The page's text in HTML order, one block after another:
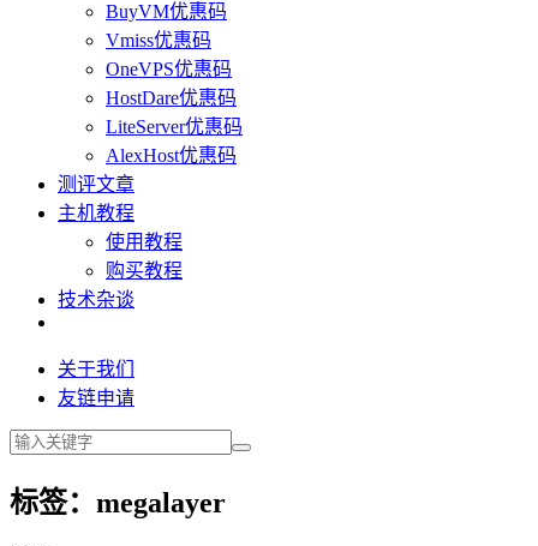
BuyVM优惠码
Vmiss优惠码
OneVPS优惠码
HostDare优惠码
LiteServer优惠码
AlexHost优惠码
测评文章
主机教程
使用教程
购买教程
技术杂谈
关于我们
友链申请
标签：megalayer